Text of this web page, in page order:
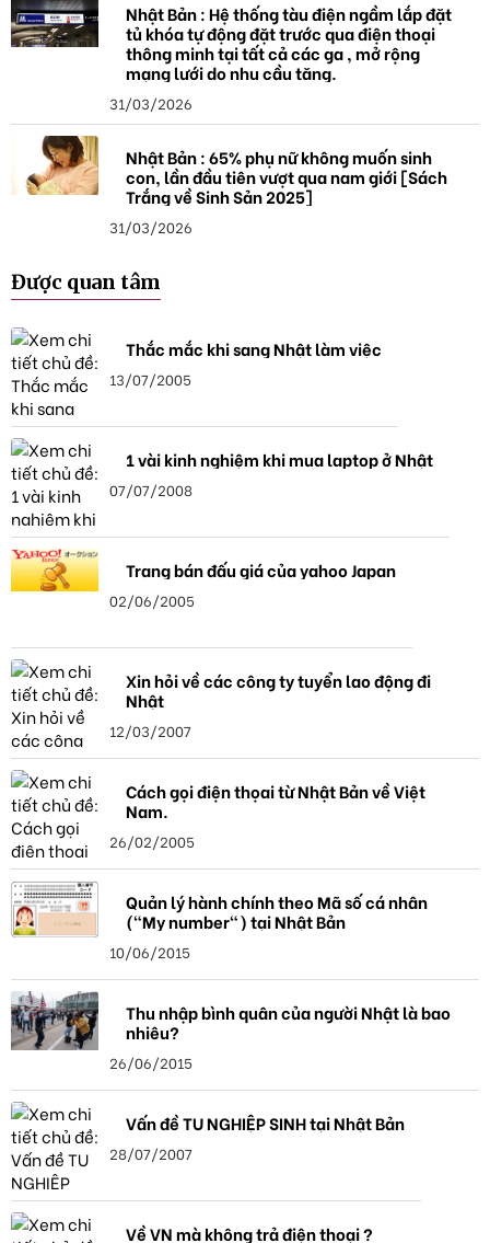
Nhật Bản : Hệ thống tàu điện ngầm lắp đặt
tủ khóa tự động đặt trước qua điện thoại
thông minh tại tất cả các ga , mở rộng
mạng lưới do nhu cầu tăng.
31/03/2026
Nhật Bản : 65% phụ nữ không muốn sinh
con, lần đầu tiên vượt qua nam giới [Sách
Trắng về Sinh Sản 2025]
31/03/2026
Được quan tâm
Thắc mắc khi sang Nhật làm việc
13/07/2005
1 vài kinh nghiệm khi mua laptop ở Nhật
07/07/2008
Trang bán đấu giá của yahoo Japan
02/06/2005
Xin hỏi về các công ty tuyển lao động đi
Nhật
12/03/2007
Cách gọi điện thọai từ Nhật Bản về Việt
Nam.
26/02/2005
Quản lý hành chính theo Mã số cá nhân
("My number") tại Nhật Bản
10/06/2015
Thu nhập bình quân của người Nhật là bao
nhiêu?
26/06/2015
Vấn đề TU NGHIỆP SINH tại Nhật Bản
28/07/2007
Về VN mà không trả điện thoại ?